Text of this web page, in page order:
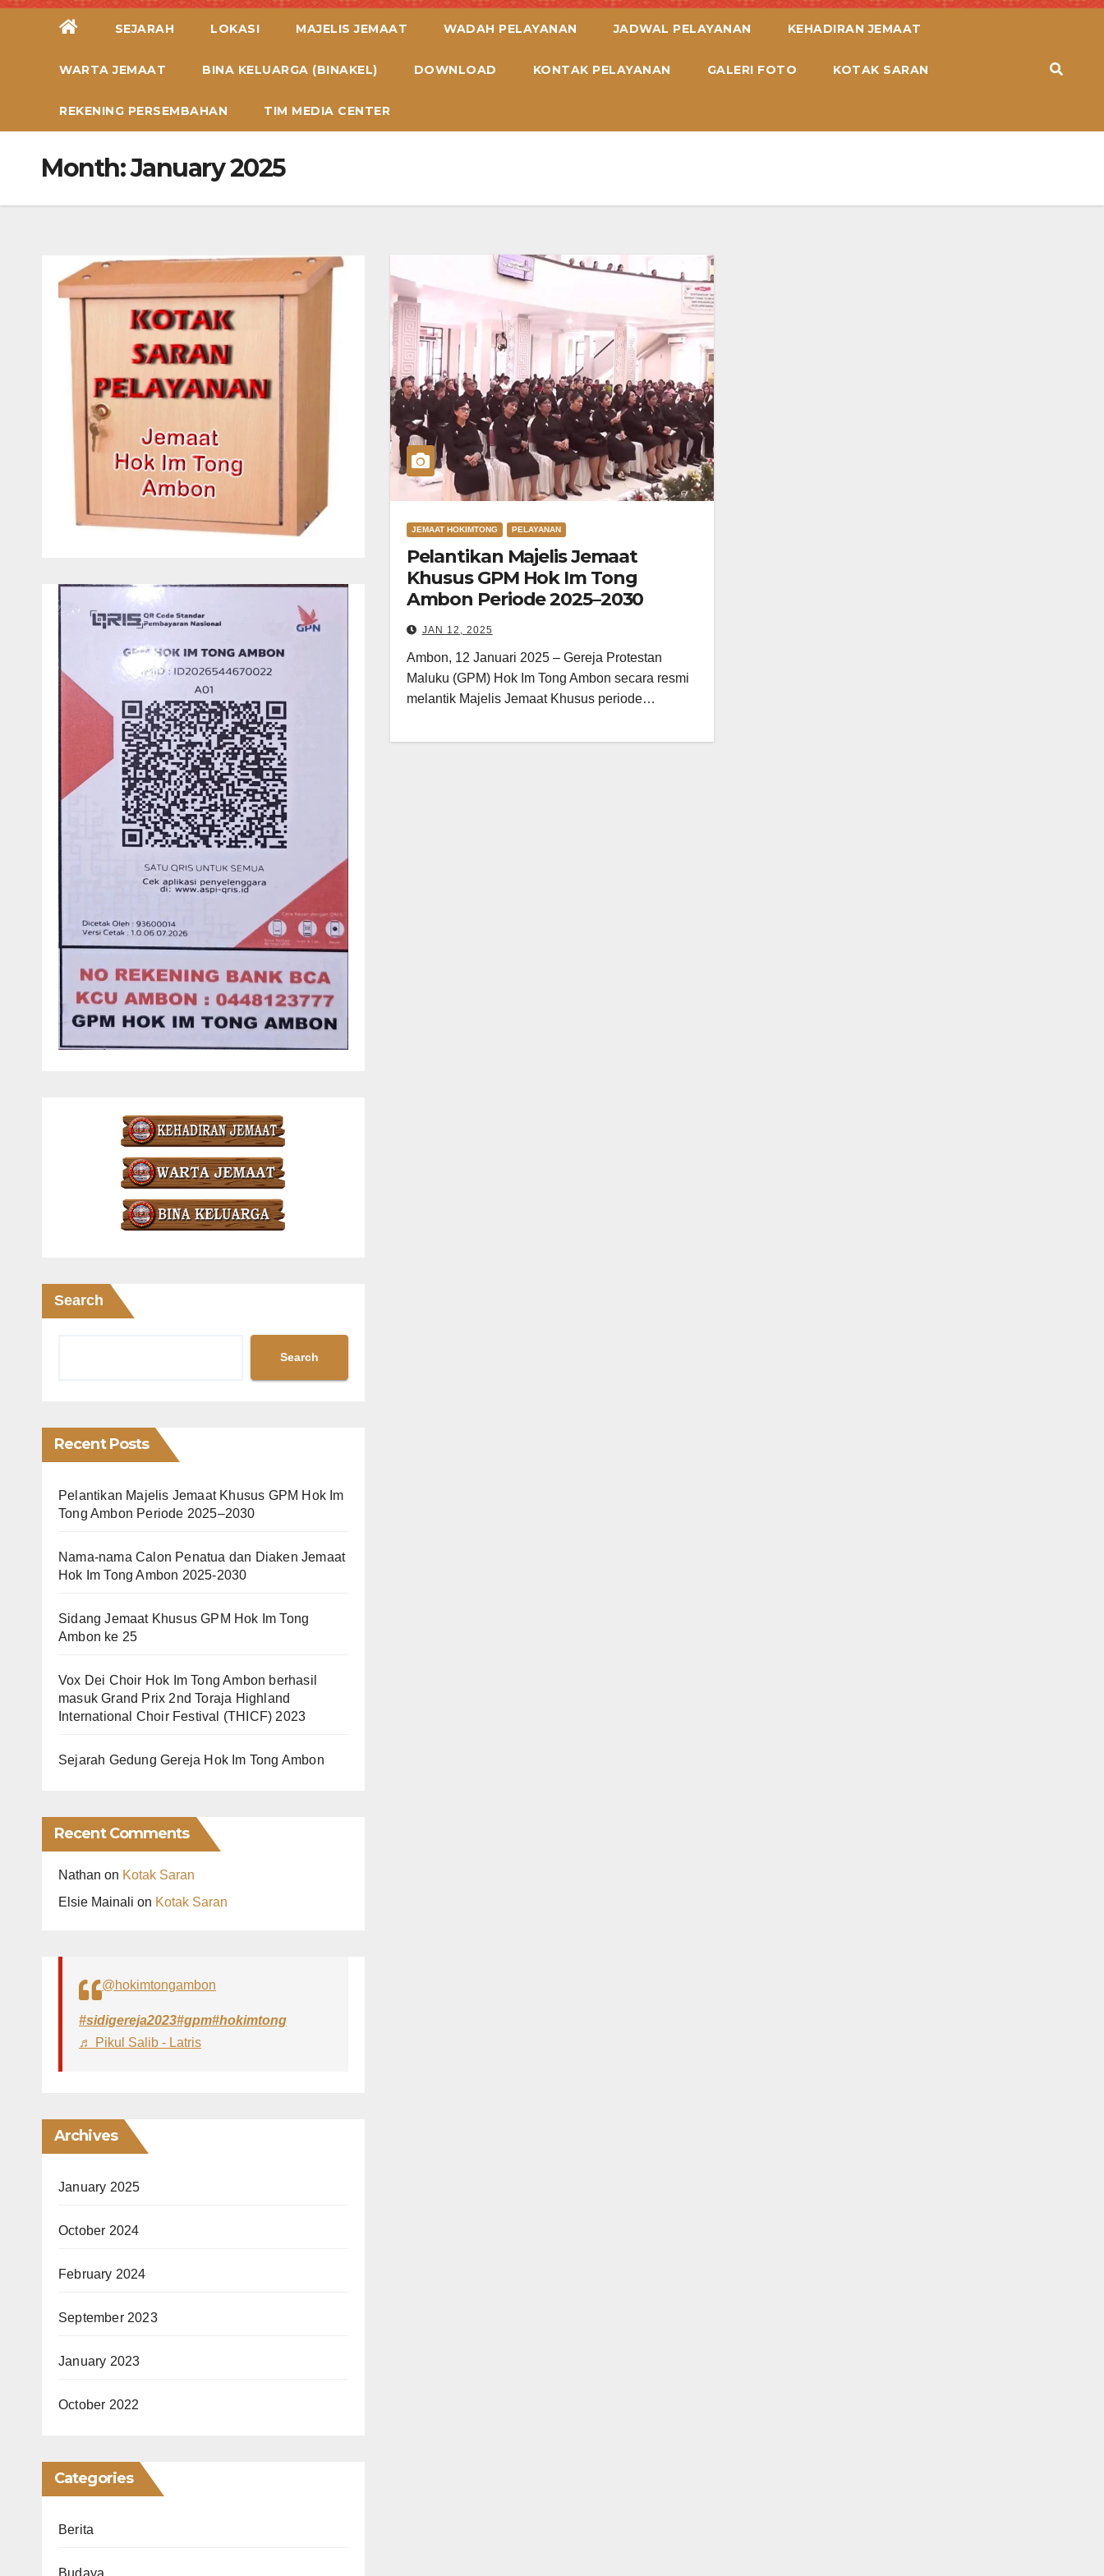
SEJARAH LOKASI MAJELIS JEMAAT WADAH PELAYANAN JADWAL PELAYANAN KEHADIRAN JEMAAT
WARTA JEMAAT BINA KELUARGA (BINAKEL) DOWNLOAD KONTAK PELAYANAN GALERI FOTO KOTAK SARAN
REKENING PERSEMBAHAN TIM MEDIA CENTER
Month:January 2025
Search
Search
Recent Posts
Pelantikan Majelis Jemaat Khusus GPM Hok Im
Tong Ambon Periode 2025–2030
Nama-nama Calon Penatua dan Diaken Jemaat
Hok Im Tong Ambon 2025-2030
Sidang Jemaat Khusus GPM Hok Im Tong
Ambon ke 25
Vox Dei Choir Hok Im Tong Ambon berhasil
masuk Grand Prix 2nd Toraja Highland
International Choir Festival (THICF) 2023
Sejarah Gedung Gereja Hok Im Tong Ambon
Recent Comments
Nathan on Kotak Saran
Elsie Mainali on Kotak Saran
@hokimtongambon
#sidigereja2023#gpm#hokimtong
♬ Pikul Salib - Latris
Archives
January 2025
October 2024
February 2024
September 2023
January 2023
October 2022
Categories
Berita
Budaya
JEMAAT HOKIMTONG PELAYANAN
Pelantikan Majelis Jemaat
Khusus GPM Hok Im Tong
Ambon Periode 2025–2030
JAN 12, 2025
Ambon, 12 Januari 2025 – Gereja Protestan
Maluku (GPM) Hok Im Tong Ambon secara resmi
melantik Majelis Jemaat Khusus periode…